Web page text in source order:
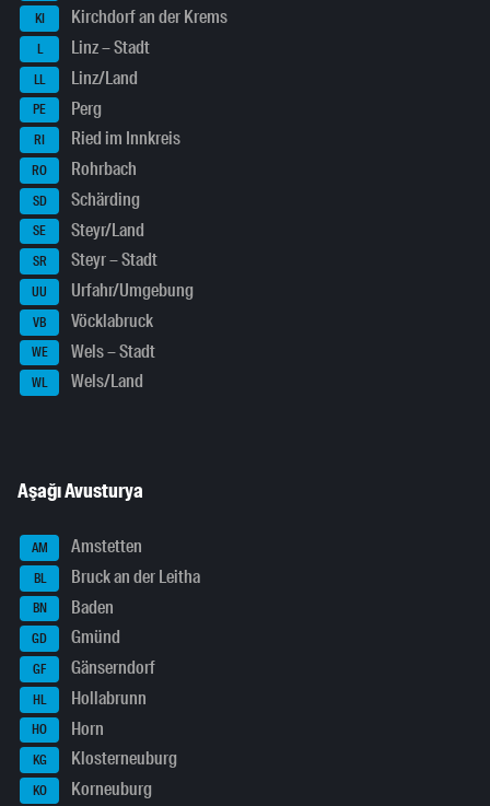
KI Kirchdorf an der Krems
L Linz – Stadt
LL Linz/Land
PE Perg
RI Ried im Innkreis
RO Rohrbach
SD Schärding
SE Steyr/Land
SR Steyr – Stadt
UU Urfahr/Umgebung
VB Vöcklabruck
WE Wels – Stadt
WL Wels/Land
Aşağı Avusturya
AM Amstetten
BL Bruck an der Leitha
BN Baden
GD Gmünd
GF Gänserndorf
HL Hollabrunn
HO Horn
KG Klosterneuburg
KO Korneuburg